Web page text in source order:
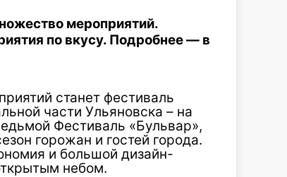
мероприятий.
по вкусу. Подробнее — в
станет фестиваль
части Ульяновска – на
Фестиваль «Бульвар»,
горожан и гостей города.
и большой дизайн-
небом.